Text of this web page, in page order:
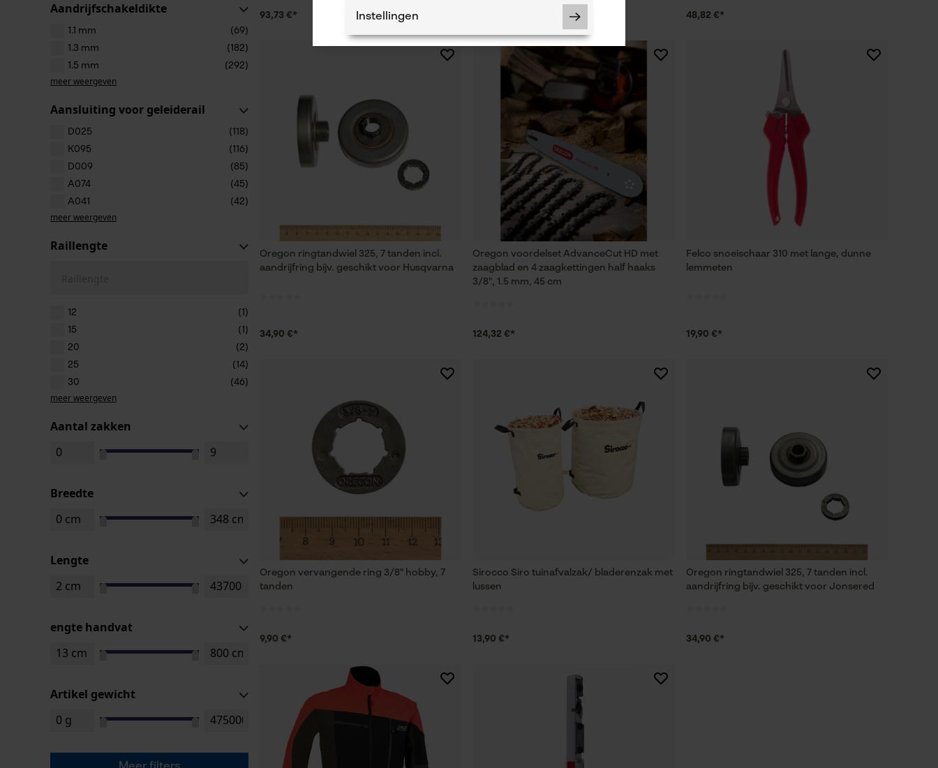
Aandrijfschakeldikte
1.1 mm
(69)
1.3 mm
(182)
1.5 mm
(292)
meer weergeven
Aansluiting voor geleiderail
D025
(118)
K095
(116)
D009
(85)
A074
(45)
A041
(42)
meer weergeven
Raillengte
12
(1)
15
(1)
20
(2)
25
(14)
30
(46)
meer weergeven
Aantal zakken
Breedte
Lengte
engte handvat
Artikel gewicht
93,73 €* 48,82 €*
Oregon ringtandwiel 325, 7 tanden incl.
aandrijfring bijv. geschikt voor Husqvarna
34,90 €*
Oregon voordelset AdvanceCut HD met
zaagblad en 4 zaagkettingen half haaks
3/8", 1.5 mm, 45 cm
124,32 €*
Felco snoeischaar 310 met lange, dunne
lemmeten
19,90 €*
Oregon vervangende ring 3/8" hobby, 7
tanden
9,90 €*
Sirocco Siro tuinafvalzak/ bladerenzak met
lussen
13,90 €*
Oregon ringtandwiel 325, 7 tanden incl.
aandrijfring bijv. geschikt voor Jonsered
34,90 €*
Instellingen
Noodzakelijke Cookies
Controleer instelling van cookies
De keuze voor gegevensverwerking
opslaan
Statistische Cookies
Fact-Finder Tracking
Prestatie en functionele Cookies
Gepersonaliseerde homepage
Opgeslagen winkelwagen
Geo-IP en gebruikersdetectie
Marketing Cookies
Google Global Site Tag